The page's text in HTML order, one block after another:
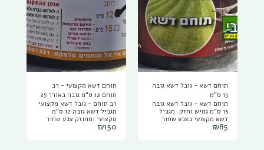
תוחם דשא - גובל דשא גובה
15 ס"מ
תוחם דשא - גובל דשא גובה
15 ס"מ גמיש וחזק. מגביל
דשא מקצועי בצבע שחור
₪85
תוחם דשא מקצועי - רב
תוחם 12 ס"מ גובה באורך 25
מטר
רב תוחם - גובל דשא מקצועי
מגביל דשא גובה 12 ס"מ
מקצועי ומחוזק צבע שחור
מגביל דשא מקצועי בצבע
₪150